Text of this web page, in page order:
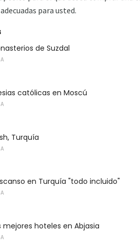
para usted.
de Suzdal
católicas en Moscú
Turquía
en Turquía "todo incluido"
mejores hoteles en Abjasia